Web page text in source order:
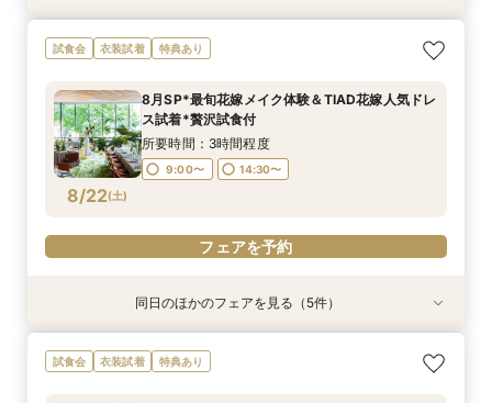
8/21(金)
会食会プラン相談会【30名〜】上質ホテルウェ
ディング
12:00〜 17:00〜
試食会 衣装試着 特典あり
8/22(土)
8月SP*最旬花嫁メイク体験＆TIAD花嫁人気ドレ
ス試着*贅沢試食付
所要時間：3時間程度
9:00〜 14:30〜
フェアを予約
衣装試着 特典あり
トレンド花嫁注目◎和装も映える上質ホテル2泊
付&3万試食
衣装試着 特典あり
おもてなし重視｜1ミシュランキー★選出×ホテル
コース2万円体験
衣装試着 特典あり
2軒目以降見学なら*日程＆見積りクイック相談
挙式体験・試食付
衣装試着 特典あり
【初めて見学】卒花人気チャペル＆貸切体験｜2
泊3日丸わかり相談会
衣装試着 特典あり
即決なし*何も決まって無くてOK!ホテルで貸切
W体験＆豪華試食
同日のほかのフェアを見る（5件）
試食会 衣装試着 特典あり